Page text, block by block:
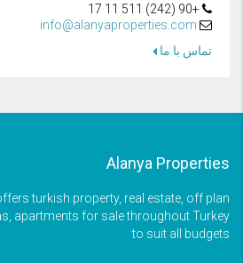
+90 (242) 511 11 17
info@alanyaproperties.com
تماس با ما
Alanya Properties
turkish property, real estate, off plan
apartments for sale throughout Turkey
to suit all budgets